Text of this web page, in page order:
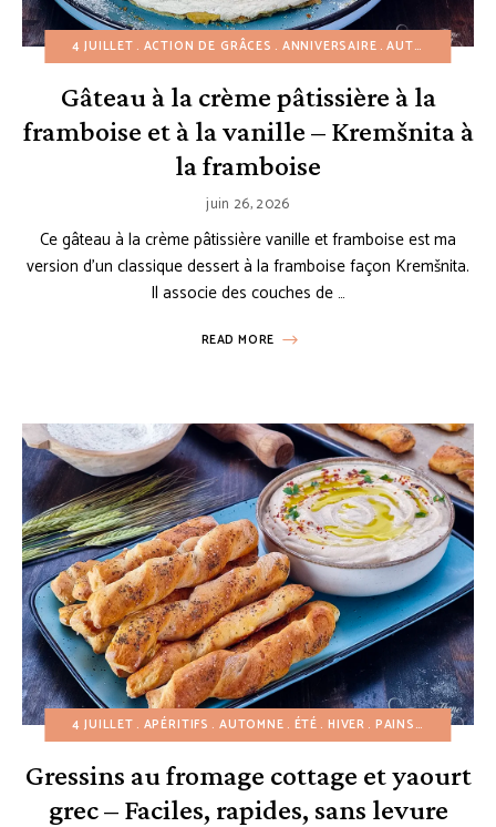
4 JUILLET ACTION DE GRÂCES ANNIVERSAIRE AUTOMNE
Gâteau à la crème pâtissière à la
framboise et à la vanille – Kremšnita à
la framboise
juin 26, 2026
Ce gâteau à la crème pâtissière vanille et framboise est ma
version d’un classique dessert à la framboise façon Kremšnita.
Il associe des couches de …
READ MORE
4 JUILLET APÉRITIFS AUTOMNE ÉTÉ HIVER PAINS PETIT-
Gressins au fromage cottage et yaourt
grec – Faciles, rapides, sans levure